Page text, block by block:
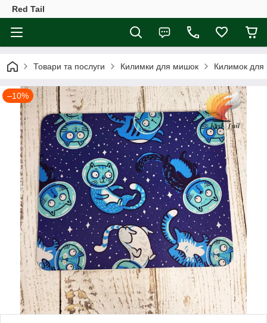
Red Tail
Товари та послуги Килимки для мишок Килимок для
–10%